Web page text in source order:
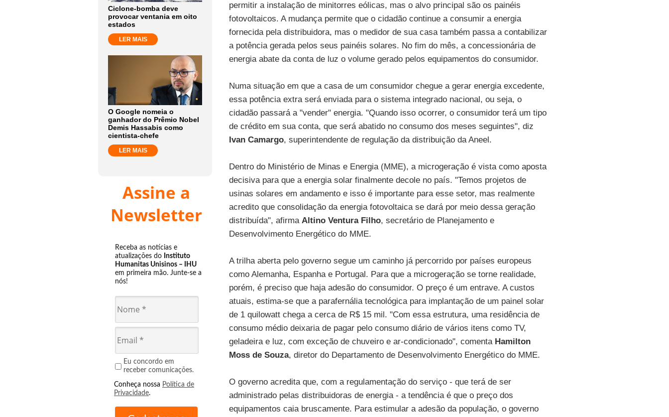
Ciclone-bomba deve
provocar ventania em oito
estados
LER MAIS
O Google nomeia o
ganhador do Prêmio Nobel
Demis Hassabis como
cientista-chefe
LER MAIS
Assine a
Newsletter
Receba as notícias e
atualizações do Instituto
Humanitas Unisinos – IHU
em primeira mão. Junte-se a
nós!
Eu concordo em
receber comunicações.
Conheça nossa Política de
Privacidade.
permitir a instalação de minitorres eólicas, mas o alvo principal são os painéis
fotovoltaicos. A mudança permite que o cidadão continue a consumir a energia
fornecida pela distribuidora, mas o medidor de sua casa também passa a contabilizar
a potência gerada pelos seus painéis solares. No fim do mês, a concessionária de
energia abate da conta de luz o volume gerado pelos equipamentos do consumidor.
Numa situação em que a casa de um consumidor chegue a gerar energia excedente,
essa potência extra será enviada para o sistema integrado nacional, ou seja, o
cidadão passará a "vender" energia. "Quando isso ocorrer, o consumidor terá um tipo
de crédito em sua conta, que será abatido no consumo dos meses seguintes", diz
Ivan Camargo, superintendente de regulação da distribuição da Aneel.
Dentro do Ministério de Minas e Energia (MME), a microgeração é vista como aposta
decisiva para que a energia solar finalmente decole no país. "Temos projetos de
usinas solares em andamento e isso é importante para esse setor, mas realmente
acredito que consolidação da energia fotovoltaica se dará por meio dessa geração
distribuída", afirma Altino Ventura Filho, secretário de Planejamento e
Desenvolvimento Energético do MME.
A trilha aberta pelo governo segue um caminho já percorrido por países europeus
como Alemanha, Espanha e Portugal. Para que a microgeração se torne realidade,
porém, é preciso que haja adesão do consumidor. O preço é um entrave. A custos
atuais, estima-se que a parafernália tecnológica para implantação de um painel solar
de 1 quilowatt chega a cerca de R$ 15 mil. "Com essa estrutura, uma residência de
consumo médio deixaria de pagar pelo consumo diário de vários itens como TV,
geladeira e luz, com exceção de chuveiro e ar-condicionado", comenta Hamilton
Moss de Souza, diretor do Departamento de Desenvolvimento Energético do MME.
O governo acredita que, com a regulamentação do serviço - que terá de ser
administrado pelas distribuidoras de energia - a tendência é que o preço dos
equipamentos caia bruscamente. Para estimular a adesão da população, o governo